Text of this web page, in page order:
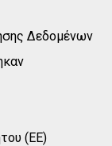
Δεδομένων
(ΕΕ)